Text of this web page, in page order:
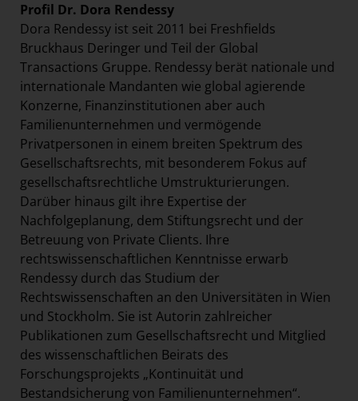
Profil Dr. Dora Rendessy
Dora Rendessy ist seit 2011 bei Freshfields
Bruckhaus Deringer und Teil der Global
Transactions Gruppe. Rendessy berät nationale und
internationale Mandanten wie global agierende
Konzerne, Finanzinstitutionen aber auch
Familienunternehmen und vermögende
Privatpersonen in einem breiten Spektrum des
Gesellschaftsrechts, mit besonderem Fokus auf
gesellschaftsrechtliche Umstrukturierungen.
Darüber hinaus gilt ihre Expertise der
Nachfolgeplanung, dem Stiftungsrecht und der
Betreuung von Private Clients. Ihre
rechtswissenschaftlichen Kenntnisse erwarb
Rendessy durch das Studium der
Rechtswissenschaften an den Universitäten in Wien
und Stockholm. Sie ist Autorin zahlreicher
Publikationen zum Gesellschaftsrecht und Mitglied
des wissenschaftlichen Beirats des
Forschungsprojekts „Kontinuität und
Bestandsicherung von Familienunternehmen“.